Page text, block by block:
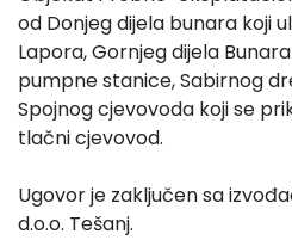
od Donjeg dijela bunara koji
Lapora, Gornjeg dijela
pumpne stanice, Sabirnog
Spojnog cjevovoda koji se
tlačni cjevovod.
Ugovor je zaključen sa
d.o.o. Tešanj.